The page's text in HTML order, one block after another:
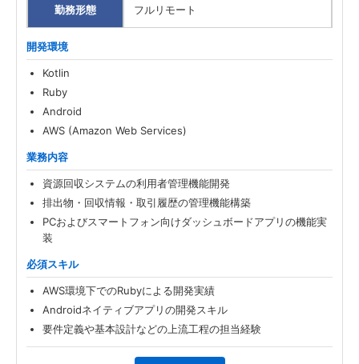
勤務形態 フルリモート
開発環境
Kotlin
Ruby
Android
AWS (Amazon Web Services)
業務内容
資源回収システムの利用者管理機能開発
排出物・回収情報・取引履歴の管理機能構築
PCおよびスマートフォン向けダッシュボードアプリの機能実
装
必須スキル
AWS環境下でのRubyによる開発実績
Androidネイティブアプリの開発スキル
要件定義や基本設計などの上流工程の担当経験